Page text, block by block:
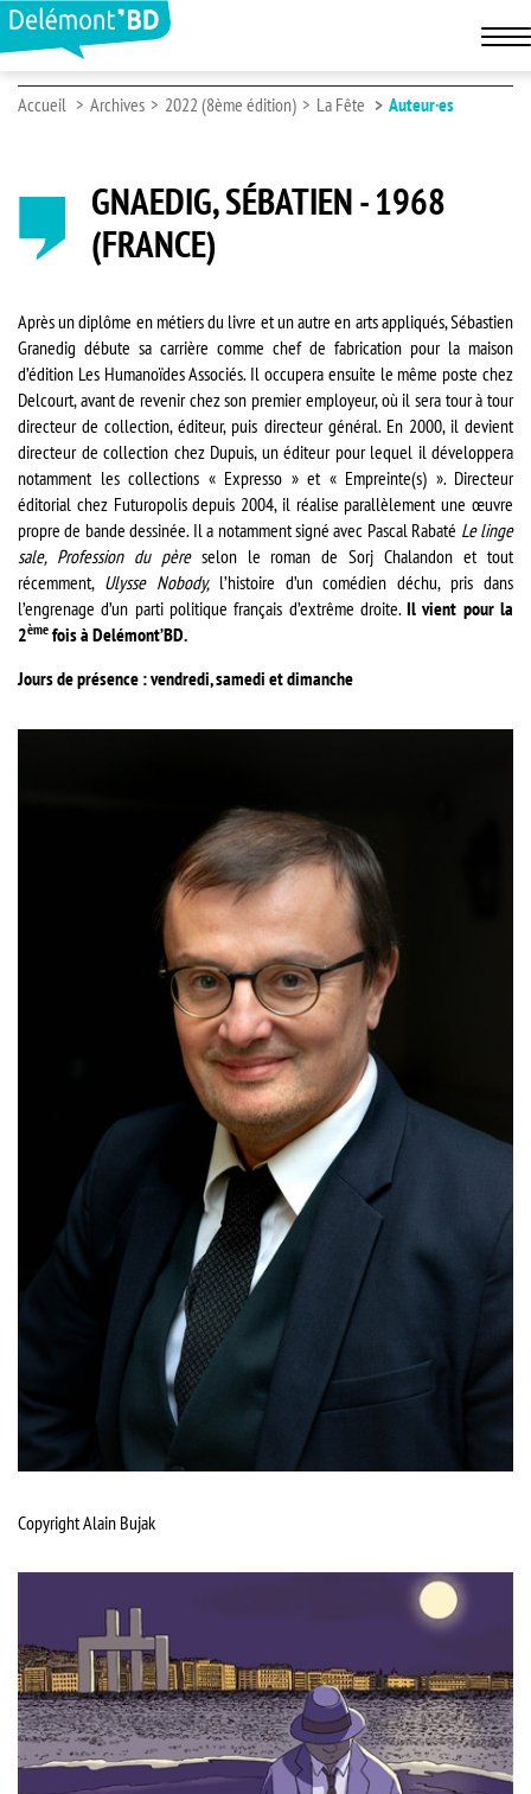
Accueil Archives 2022 (8ème édition) La Fête Auteur·es
GNAEDIG, SÉBATIEN - 1968
(FRANCE)
Après un diplôme en métiers du livre et un autre en arts appliqués, Sébastien
Granedig débute sa carrière comme chef de fabrication pour la maison
d’édition Les Humanoïdes Associés. Il occupera ensuite le même poste chez
Delcourt, avant de revenir chez son premier employeur, où il sera tour à tour
directeur de collection, éditeur, puis directeur général. En 2000, il devient
directeur de collection chez Dupuis, un éditeur pour lequel il développera
notamment les collections « Expresso » et « Empreinte(s) ». Directeur
éditorial chez Futuropolis depuis 2004, il réalise parallèlement une œuvre
propre de bande dessinée. Il a notamment signé avec Pascal Rabaté Le linge
sale, Profession du père selon le roman de Sorj Chalandon et tout
récemment, Ulysse Nobody, l’histoire d’un comédien déchu, pris dans
l’engrenage d’un parti politique français d’extrême droite.Il vient pour la
2ème fois à Delémont’BD.
Jours de présence : vendredi, samedi et dimanche
Copyright Alain Bujak